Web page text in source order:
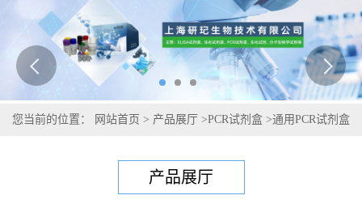
您当前的位置： 网站首页 > 产品展厅 >PCR试剂盒 >通用PCR试剂盒
产品展厅